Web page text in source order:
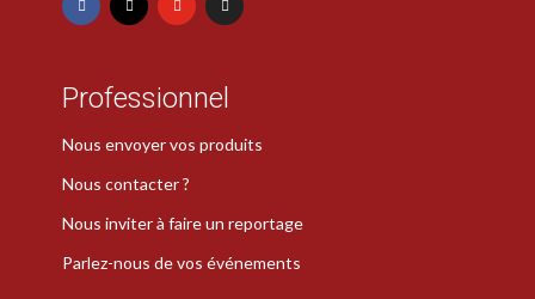
Professionnel
Nous envoyer vos produits
Nous contacter ?
Nous inviter à faire un reportage
Parlez-nous de vos événements